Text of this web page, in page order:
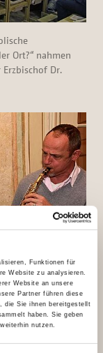
Funktionen für
Website zu analysieren.
Website an unsere
Partner führen diese
die Sie ihnen bereitgestellt
haben. Sie geben
nutzen.
Ort?“ nahmen
Dr.
den Brüdern
Kleibold